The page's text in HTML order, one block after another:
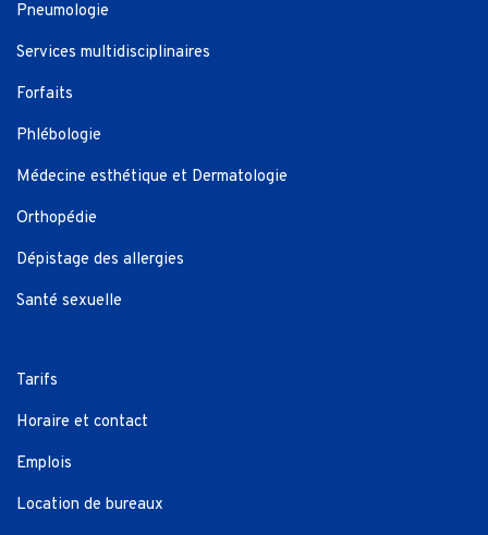
Pneumologie
Services multidisciplinaires
Forfaits
Phlébologie
Médecine esthétique et Dermatologie
Orthopédie
Dépistage des allergies
Santé sexuelle
Tarifs
Horaire et contact
Emplois
Location de bureaux